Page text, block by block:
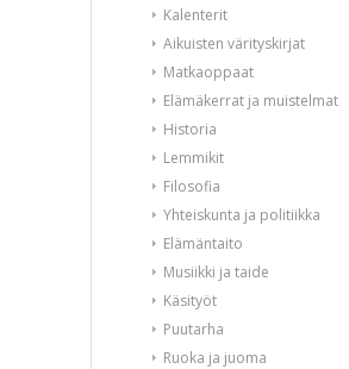
Kalenterit
Aikuisten värityskirjat
Matkaoppaat
Elämäkerrat ja muistelmat
Historia
Lemmikit
Filosofia
Yhteiskunta ja politiikka
Elämäntaito
Musiikki ja taide
Käsityöt
Puutarha
Ruoka ja juoma